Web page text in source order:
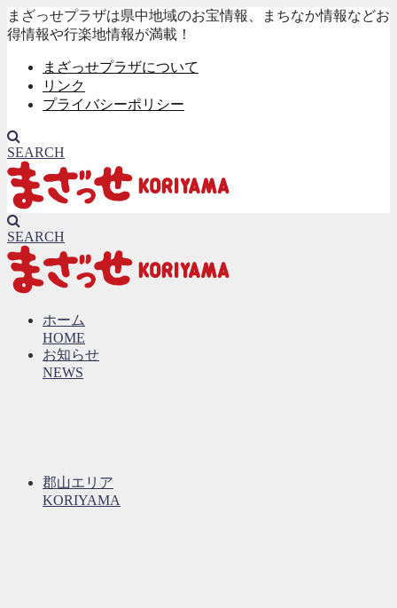
まざっせプラザは県中地域のお宝情報、まちなか情報などお
得情報や行楽地情報が満載！
まざっせプラザについて
リンク
プライバシーポリシー
SEARCH
SEARCH
ホーム
HOME
お知らせ
NEWS
郡山エリア
KORIYAMA